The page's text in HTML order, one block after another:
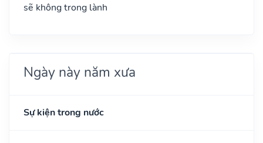
sẽ không trong lành
Ngày này năm xưa
Sự kiện trong nước